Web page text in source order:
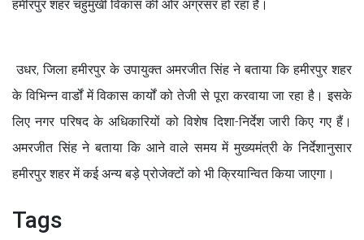
हमीरपुर शहर चहुमुखी विकास की ओर अग्रसर हो रहा है।
उधर, जिला हमीरपुर के उपायुक्त अमरजीत सिंह ने बताया कि हमीरपुर शहर
के विभिन्न वार्डों में विकास कार्यों को तेजी से पूरा करवाया जा रहा है। इसके
लिए नगर परिषद के अधिकारियों को विशेष दिशा-निर्देश जारी किए गए हैं।
अमरजीत सिंह ने बताया कि आने वाले समय में मुख्यमंत्री के निर्देशानुसार
हमीरपुर शहर में कई अन्य बड़े प्रोजेक्टों को भी क्रियान्वित किया जाएगा।
Tags